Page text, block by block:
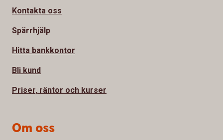
Kontakta oss
Spärrhjälp
Hitta bankkontor
Bli kund
Priser, räntor och kurser
Om oss